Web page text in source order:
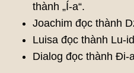
thành „Í-a“.
Joachim đọc thành
Luisa đọc thành Lu-
Dialog đọc thành Đi-